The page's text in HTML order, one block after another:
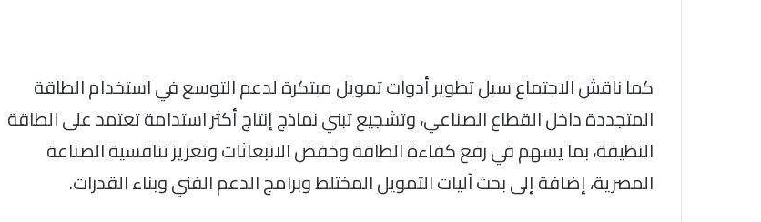
كما ناقش الاجتماع سبل تطوير أدوات تمويل مبتكرة لدعم التوسع في استخدام الطاقة
المتجددة داخل القطاع الصناعي، وتشجيع تبني نماذج إنتاج أكثر استدامة تعتمد على الطاقة
النظيفة، بما يسهم في رفع كفاءة الطاقة وخفض الانبعاثات وتعزيز تنافسية الصناعة
المصرية، إضافة إلى بحث آليات التمويل المختلط وبرامج الدعم الفني وبناء القدرات.